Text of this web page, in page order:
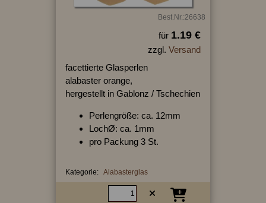
Best.Nr.:26638
für 1.19 €
zzgl. Versand
facettierte Glasperlen
alabaster orange,
hergestellt in Gablonz / Tschechien
Perlengröße: ca. 12mm
LochØ: ca. 1mm
pro Packung 3 St.
Kategorie: Alabasterglas